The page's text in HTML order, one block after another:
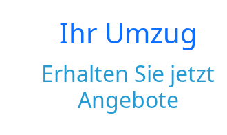
Ihr Umzug
Erhalten Sie jetzt
Angebote